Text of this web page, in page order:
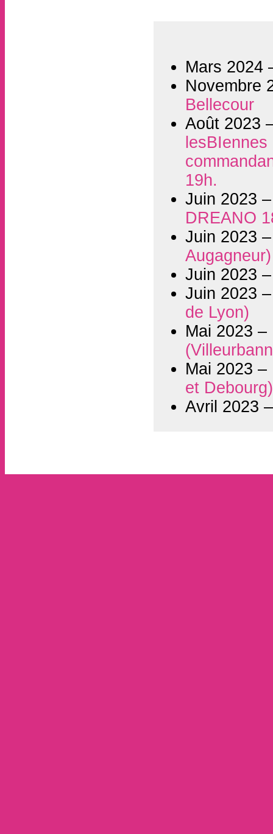
Mars 2024
Novembre
Bellecour
Août 2023
19h.
Juin 2023
DREANO
Juin 2023
Augagneur)
Juin 2023
Juin 2023
de Lyon)
Mai 2023 –
Mai 2023 –
et Debourg)
Avril 2023